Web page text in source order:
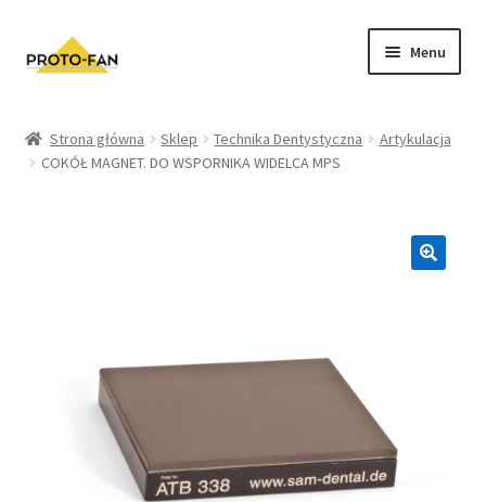
Menu
Kursy Stomatologiczne
Regulamin sklepu
Polityka prywatności
Strona główna Sklep Technika Dentystyczna
Artykulacja
COKÓŁ MAGNET. DO WSPORNIKA WIDELCA MPS